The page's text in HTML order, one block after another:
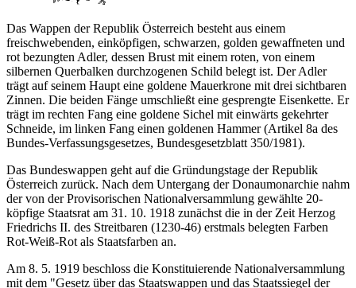
Das Wappen der Republik Österreich besteht aus einem
freischwebenden, einköpfigen, schwarzen, golden gewaffneten und
rot bezungten Adler, dessen Brust mit einem roten, von einem
silbernen Querbalken durchzogenen Schild belegt ist. Der Adler
trägt auf seinem Haupt eine goldene Mauerkrone mit drei sichtbaren
Zinnen. Die beiden Fänge umschließt eine gesprengte Eisenkette. Er
trägt im rechten Fang eine goldene Sichel mit einwärts gekehrter
Schneide, im linken Fang einen goldenen Hammer (Artikel 8a des
Bundes-Verfassungsgesetzes, Bundesgesetzblatt 350/1981).
Das Bundeswappen geht auf die Gründungstage der Republik
Österreich zurück. Nach dem Untergang der Donaumonarchie nahm
der von der Provisorischen Nationalversammlung gewählte 20-
köpfige Staatsrat am 31. 10. 1918 zunächst die in der Zeit Herzog
Friedrichs II. des Streitbaren (1230-46) erstmals belegten Farben
Rot-Weiß-Rot als Staatsfarben an.
Am 8. 5. 1919 beschloss die Konstituierende Nationalversammlung
mit dem "Gesetz über das Staatswappen und das Staatssiegel der